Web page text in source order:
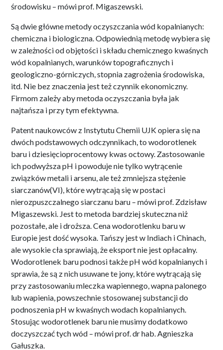
środowisku – mówi prof. Migaszewski.
Są dwie główne metody oczyszczania wód kopalnianych:
chemiczna i biologiczna. Odpowiednią metodę wybiera się
w zależności od objętości i składu chemicznego kwaśnych
wód kopalnianych, warunków topograficznych i
geologiczno-górniczych, stopnia zagrożenia środowiska,
itd. Nie bez znaczenia jest też czynnik ekonomiczny.
Firmom zależy aby metoda oczyszczania była jak
najtańsza i przy tym efektywna.
Patent naukowców z Instytutu Chemii UJK opiera się na
dwóch podstawowych odczynnikach, to wodorotlenek
baru i dziesięcioprocentowy kwas octowy. Zastosowanie
ich podwyższa pH i powoduje nie tylko wytrącenie
związków metali i arsenu, ale też zmniejsza stężenie
siarczanów(VI), które wytrącają się w postaci
nierozpuszczalnego siarczanu baru – mówi prof. Zdzisław
Migaszewski. Jest to metoda bardziej skuteczna niż
pozostałe, ale i droższa. Cena wodorotlenku baru w
Europie jest dość wysoka. Tańszy jest w Indiach i Chinach,
ale wysokie cła sprawiają, że eksport nie jest opłacalny.
Wodorotlenek baru podnosi także pH wód kopalnianych i
sprawia, że są z nich usuwane te jony, które wytrącają się
przy zastosowaniu mleczka wapiennego, wapna palonego
lub wapienia, powszechnie stosowanej substancji do
podnoszenia pH w kwaśnych wodach kopalnianych.
Stosując wodorotlenek baru nie musimy dodatkowo
doczyszczać tych wód – mówi prof. dr hab. Agnieszka
Gałuszka.